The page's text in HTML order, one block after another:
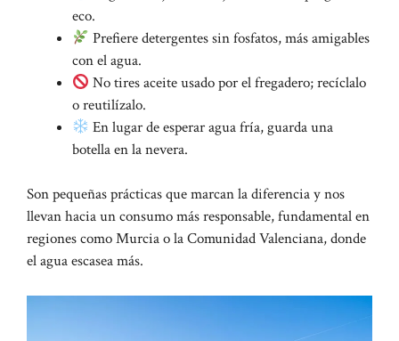
eco.
Prefiere detergentes sin fosfatos, más amigables
con el agua.
No tires aceite usado por el fregadero; recíclalo
o reutilízalo.
En lugar de esperar agua fría, guarda una
botella en la nevera.
Son pequeñas prácticas que marcan la diferencia y nos
llevan hacia un consumo más responsable, fundamental en
regiones como Murcia o la Comunidad Valenciana, donde
el agua escasea más.